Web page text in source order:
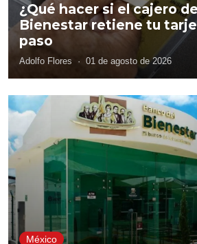
¿Qué hacer si el cajero
Bienestar retiene tu
paso
Adolfo Flores · 01 de agosto de 2026
México